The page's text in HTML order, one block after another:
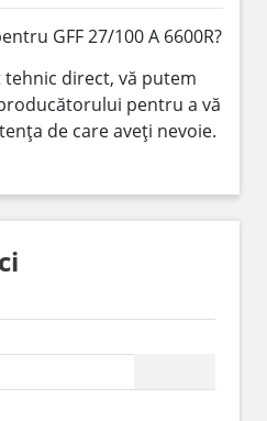
GFF 27/100 A 6600R?
direct, vă putem
pentru a vă
de care aveți nevoie.